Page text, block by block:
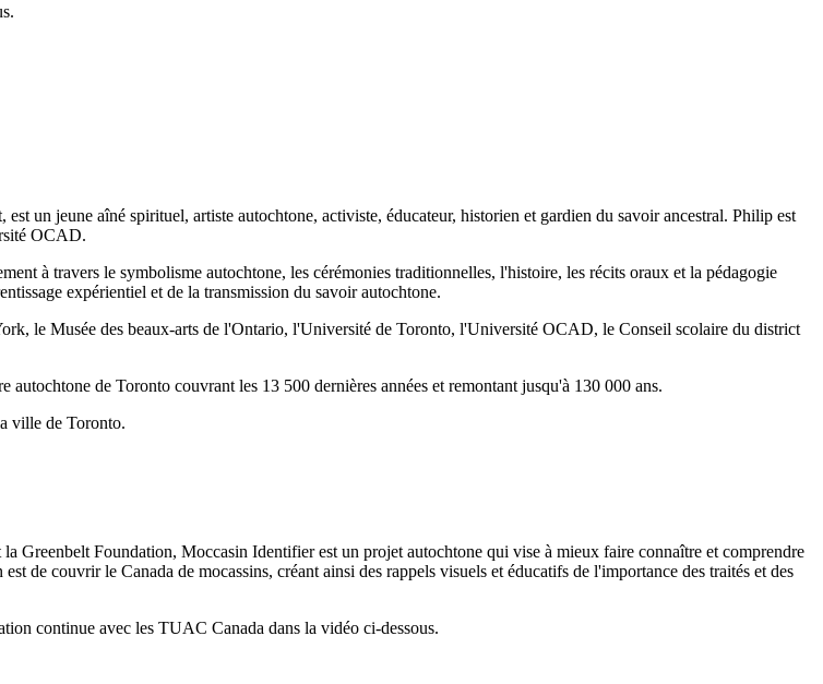
un jeune aîné spirituel, artiste autochtone, activiste, éducateur, historien et gardien du savoir ancestral. Philip est
OCAD.
à travers le symbolisme autochtone, les cérémonies traditionnelles, l'histoire, les récits oraux et la pédagogie
expérientiel et de la transmission du savoir autochtone.
le Musée des beaux-arts de l'Ontario, l'Université de Toronto, l'Université OCAD, le Conseil scolaire du district
de Toronto couvrant les 13 500 dernières années et remontant jusqu'à 130 000 ans.
ville de Toronto.
Greenbelt Foundation, Moccasin Identifier est un projet autochtone qui vise à mieux faire connaître et comprendre
de couvrir le Canada de mocassins, créant ainsi des rappels visuels et éducatifs de l'importance des traités et des
continue avec les TUAC Canada dans la vidéo ci-dessous.